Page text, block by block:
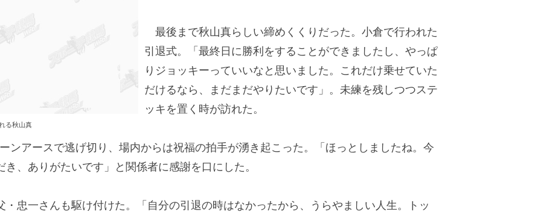
る秋山真
最後まで秋山真らしい締めくくりだった。小倉で行われた
引退式。「最終日に勝利をすることができましたし、やっぱ
りジョッキーっていいなと思いました。これだけ乗せていた
だけるなら、まだまだやりたいです」。未練を残しつつステ
ッキを置く時が訪れた。
ンアースで逃げ切り、場内からは祝福の拍手が湧き起こった。「ほっとしましたね。今
、ありがたいです」と関係者に感謝を口にした。
忠一さんも駆け付けた。「自分の引退の時はなかったから、うらやましい人生。トッ